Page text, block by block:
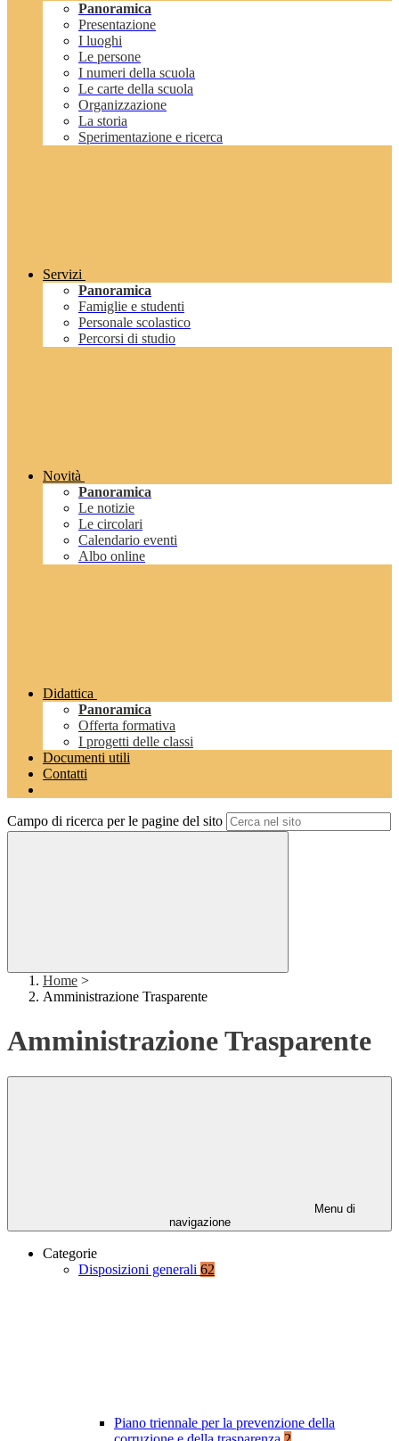
Panoramica
Presentazione
I luoghi
Le persone
I numeri della scuola
Le carte della scuola
Organizzazione
La storia
Sperimentazione e ricerca
Servizi
Panoramica
Famiglie e studenti
Personale scolastico
Percorsi di studio
Novità
Panoramica
Le notizie
Le circolari
Calendario eventi
Albo online
Didattica
Panoramica
Offerta formativa
I progetti delle classi
Documenti utili
Contatti
Campo di ricerca per le pagine del sito
Home >
Amministrazione Trasparente
Amministrazione Trasparente
Menu di
navigazione
Categorie
Disposizioni generali 62
Piano triennale per la prevenzione della